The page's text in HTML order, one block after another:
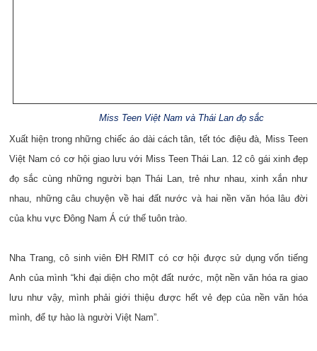
Miss Teen Việt Nam và Thái Lan đọ sắc
Xuất hiện trong những chiếc áo dài cách tân, tết tóc điệu đà, Miss Teen
Việt Nam có cơ hội giao lưu với Miss Teen Thái Lan. 12 cô gái xinh đẹp
đọ sắc cùng những người bạn Thái Lan, trẻ như nhau, xinh xắn như
nhau, những câu chuyện về hai đất nước và hai nền văn hóa lâu đời
của khu vực Đông Nam Á cứ thế tuôn trào.
Nha Trang, cô sinh viên ĐH RMIT có cơ hội được sử dụng vốn tiếng
Anh của mình “khi đại diện cho một đất nước, một nền văn hóa ra giao
lưu như vậy, mình phải giới thiệu được hết vẻ đẹp của nền văn hóa
mình, để tự hào là người Việt Nam”.